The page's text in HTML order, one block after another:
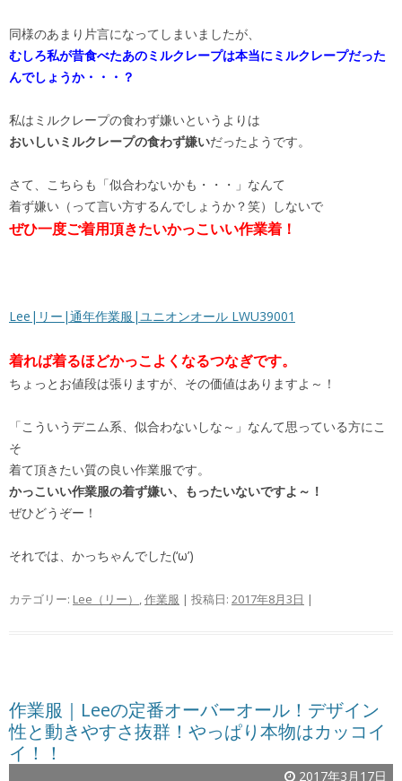
同様のあまり片言になってしまいましたが、
むしろ私が昔食べたあのミルクレープは本当にミルクレープだった
んでしょうか・・・？
私はミルクレープの食わず嫌いというよりは
おいしいミルクレープの食わず嫌いだったようです。
さて、こちらも「似合わないかも・・・」なんて
着ず嫌い（って言い方するんでしょうか？笑）しないで
ぜひ一度ご着用頂きたいかっこいい作業着！
Lee|リー|通年作業服|ユニオンオール LWU39001
着れば着るほどかっこよくなるつなぎです。
ちょっとお値段は張りますが、その価値はありますよ～！
「こういうデニム系、似合わないしな～」なんて思っている方にこ
そ
着て頂きたい質の良い作業服です。
かっこいい作業服の着ず嫌い、もったいないですよ～！
ぜひどうぞー！
それでは、かっちゃんでした(‘ω’)
カテゴリー: Lee（リー） ,作業服 | 投稿日: 2017年8月3日 |
作業服｜Leeの定番オーバーオール！デザイン
性と動きやすさ抜群！やっぱり本物はカッコイ
イ！！
2017年3月17日